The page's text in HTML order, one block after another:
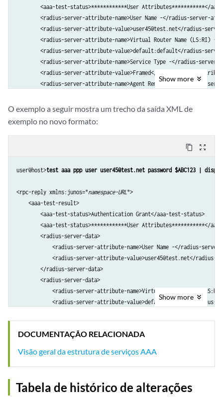
<aaa-test-status>************User Attributes***********</
<radius-server-attribute-name>User Name -</radius-server-
<radius-server-attribute-value>user45@test.net</radius-
<radius-server-attribute-name>Virtual Router Name (LS:RI) -
<radius-server-attribute-value>default:default</radius-
<radius-server-attribute-name>Service Type -</radius-server-
<radius-server-attribute-value>Framed</radius-server-
<radius-server-attribute-name>Agent Remote Id -</radius-
    </aaa-test-result>
</rpc-reply>
Show more
O exemplo a seguir mostra um trecho da saída XML de
exemplo no novo formato:
content_copy zoom_out_map
user@host>test aaa ppp user user45@test.net password $ABC123 |
<rpc-reply xmlns:junos="namespace-URL ">
    <aaa-test-result>
        <aaa-test-status>Authentication Grant</aaa-test-status>
<aaa-test-status>************User Attributes***********</
        <radius-server-data>
<radius-server-attribute-name>User Name -</radius-
<radius-server-attribute-value>user45@test.net</radius-
        </radius-server-data>
        <radius-server-data>
<radius-server-attribute-name>Virtual Router Name
<radius-server-attribute-value>default:default</radius-
<radius-server-attribute-name>Service Type -</radius-
        </radius-server-data>
        <radius-server-data>
<radius-server-attribute-value>&lt;not set&gt;</radius-
Show more
DOCUMENTAÇÃO RELACIONADA
Visão geral da estrutura de serviços AAA
Tabela de histórico de alterações